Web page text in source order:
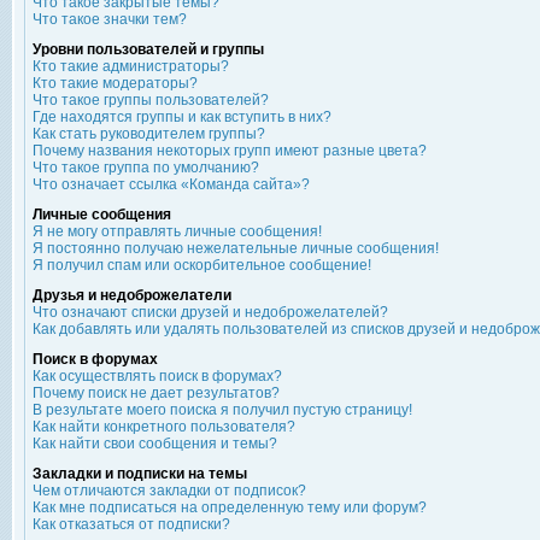
Что такое значки тем?
Уровни пользователей и группы
Кто такие администраторы?
Кто такие модераторы?
Что такое группы пользователей?
Где находятся группы и как вступить в них?
Как стать руководителем группы?
Почему названия некоторых групп имеют разные цвета?
Что такое группа по умолчанию?
Что означает ссылка «Команда сайта»?
Личные сообщения
Я не могу отправлять личные сообщения!
Я постоянно получаю нежелательные личные сообщения!
Я получил спам или оскорбительное сообщение!
Друзья и недоброжелатели
Что означают списки друзей и недоброжелателей?
Как добавлять или удалять пользователей из списков друзей и
Поиск в форумах
Как осуществлять поиск в форумах?
Почему поиск не дает результатов?
В результате моего поиска я получил пустую страницу!
Как найти конкретного пользователя?
Как найти свои сообщения и темы?
Закладки и подписки на темы
Чем отличаются закладки от подписок?
Как мне подписаться на определенную тему или форум?
Как отказаться от подписки?